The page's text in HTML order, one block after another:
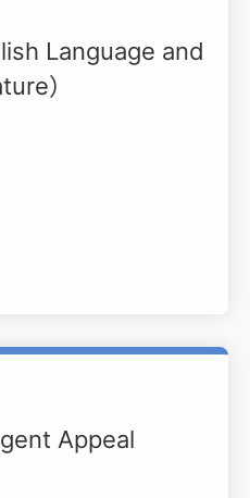
Language and
）
Appeal